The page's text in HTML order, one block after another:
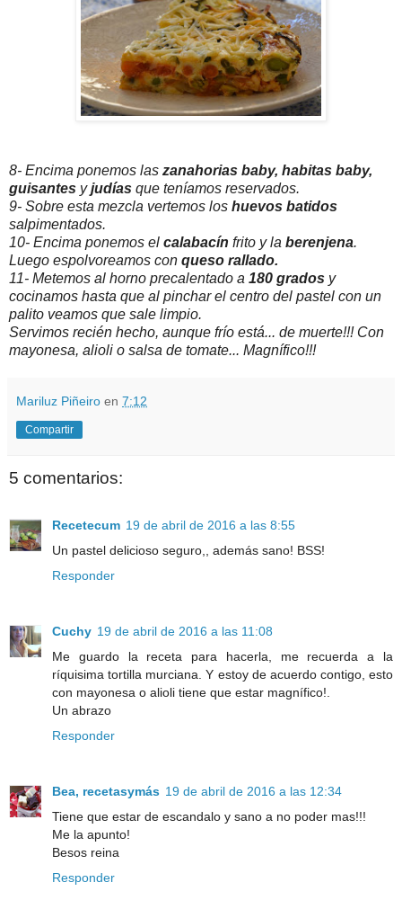
8- Encima ponemos las zanahorias baby, habitas baby,
guisantes yjudías que teníamos reservados.
9- Sobre esta mezcla vertemos los huevos batidos
salpimentados.
10- Encima ponemos el calabacín frito y la berenjena.
Luego espolvoreamos con queso rallado.
11- Metemos al horno precalentado a 180 grados y
cocinamos hasta que al pinchar el centro del pastel con un
palito veamos que sale limpio.
Servimos recién hecho, aunque frío está... de muerte!!! Con
mayonesa, alioli o salsa de tomate... Magnífico!!!
Mariluz Piñeiro en 7:12
Compartir
5 comentarios:
Recetecum 19 de abril de 2016 a las 8:55
Un pastel delicioso seguro,, además sano! BSS!
Responder
Cuchy 19 de abril de 2016 a las 11:08
Me guardo la receta para hacerla, me recuerda a la
ríquisima tortilla murciana. Y estoy de acuerdo contigo, esto
con mayonesa o alioli tiene que estar magnífico!.
Un abrazo
Responder
Bea, recetasymás 19 de abril de 2016 a las 12:34
Tiene que estar de escandalo y sano a no poder mas!!!
Me la apunto!
Besos reina
Responder